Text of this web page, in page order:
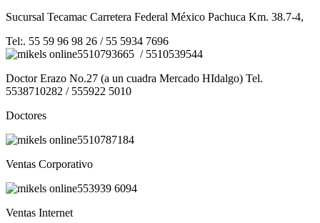
Sucursal Tecamac Carretera Federal México Pachuca Km. 38.7-4,
Tel:. 55 59 96 98 26 / 55 5934 7696
5510793665 / 5510539544
Doctor Erazo No.27 (a un cuadra Mercado HIdalgo) Tel.
5538710282 / 555922 5010
Doctores
5510787184
Ventas Corporativo
553939 6094
Ventas Internet